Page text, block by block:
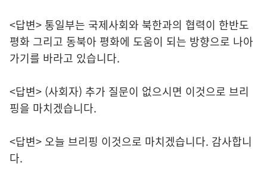
<답변> 통일부는 국제사회와 북한과의 협력이 한반도
평화 그리고 동북아 평화에 도움이 되는 방향으로 나아
가기를 바라고 있습니다.
<답변> (사회자) 추가 질문이 없으시면 이것으로 브리
핑을 마치겠습니다.
<답변> 오늘 브리핑 이것으로 마치겠습니다. 감사합니
다.